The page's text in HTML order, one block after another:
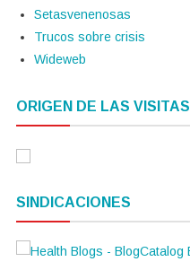
Setasvenenosas
Trucos sobre crisis
Wideweb
ORIGEN DE LAS VISITAS
SINDICACIONES